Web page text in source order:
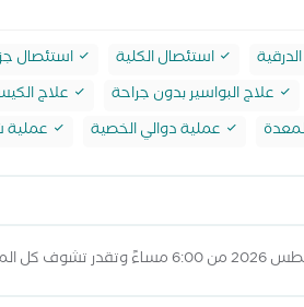
استئصال الكلية استئصال
علاج البواسير بدون جراحة علاج
عملية دوالي الخصية عملية